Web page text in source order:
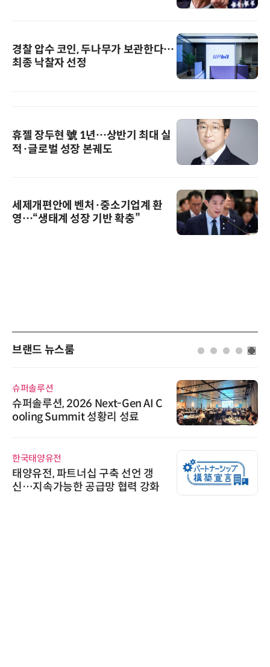
경찰 압수 코인, 두나무가 보관한다…
최종 낙찰자 선정
휴젤 장두현 號 1년…상반기 최대 실
적·글로벌 성장 본궤도
세제개편안에 벤처·중소기업계 환
영…“생태계 성장 기반 확충”
브랜드 뉴스룸
슈퍼솔루션
슈퍼솔루션, 2026 Next-Gen AI C
ooling Summit 성황리 성료
한국태양유전
태양유전, 파트너십 구축 선언 갱
신…지속가능한 공급망 협력 강화